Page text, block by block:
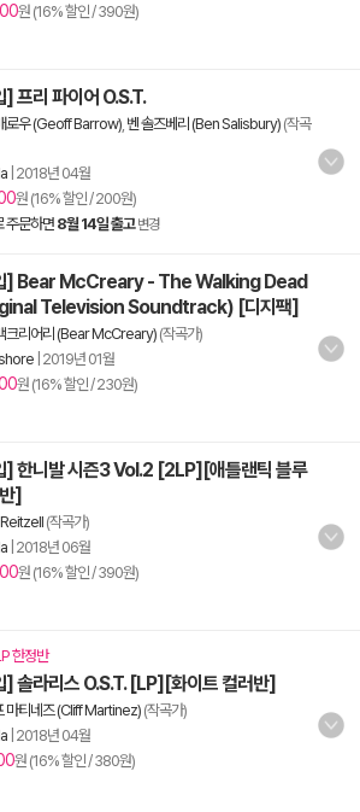
원 (16% 할인 / 390원)
] 프리 파이어 O.S.T.
로우 (Geoff Barrow) 벤 솔즈베리 (Ben Salisbury) (작곡
2018년 04월
원 (16% 할인 / 200원)
주문하면8월 14일 출고 변경
] Bear McCreary - The Walking Dead
Television Soundtrack) [디지팩]
크리어리 (Bear McCreary) (작곡가)
2019년 01월
원 (16% 할인 / 230원)
] 한니발 시즌3 Vol.2 [2LP][애틀랜틱 블루
]
(작곡가)
2018년 06월
원 (16% 할인 / 390원)
한정반
] 솔라리스 O.S.T. [LP][화이트 컬러반]
마티네즈 (Cliff Martinez) (작곡가)
2018년 04월
원 (16% 할인 / 380원)